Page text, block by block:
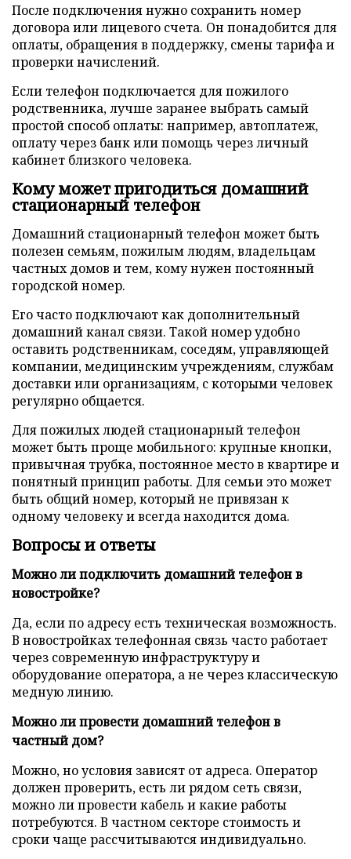
После подключения нужно сохранить номер
договора или лицевого счета. Он понадобится для
оплаты, обращения в поддержку, смены тарифа и
проверки начислений.
Если телефон подключается для пожилого
родственника, лучше заранее выбрать самый
простой способ оплаты: например, автоплатеж,
оплату через банк или помощь через личный
кабинет близкого человека.
Кому может пригодиться домашний
стационарный телефон
Домашний стационарный телефон может быть
полезен семьям, пожилым людям, владельцам
частных домов и тем, кому нужен постоянный
городской номер.
Его часто подключают как дополнительный
домашний канал связи. Такой номер удобно
оставить родственникам, соседям, управляющей
компании, медицинским учреждениям, службам
доставки или организациям, с которыми человек
регулярно общается.
Для пожилых людей стационарный телефон
может быть проще мобильного: крупные кнопки,
привычная трубка, постоянное место в квартире и
понятный принцип работы. Для семьи это может
быть общий номер, который не привязан к
одному человеку и всегда находится дома.
Вопросы и ответы
Можно ли подключить домашний телефон в
новостройке?
Да, если по адресу есть техническая возможность.
В новостройках телефонная связь часто работает
через современную инфраструктуру и
оборудование оператора, а не через классическую
медную линию.
Можно ли провести домашний телефон в
частный дом?
Можно, но условия зависят от адреса. Оператор
должен проверить, есть ли рядом сеть связи,
можно ли провести кабель и какие работы
потребуются. В частном секторе стоимость и
сроки чаще рассчитываются индивидуально.